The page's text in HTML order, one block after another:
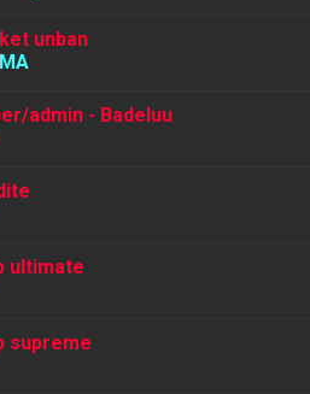
unban
admin - Badeluu
ultimate
supreme